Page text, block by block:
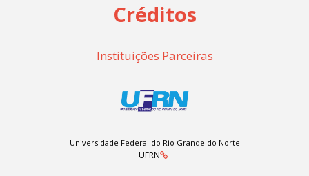
Créditos
Instituições Parceiras
Universidade Federal do Rio Grande do Norte
UFRN